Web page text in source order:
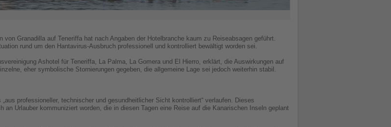
Granadilla auf Teneriffa hat nach Angaben der Hotelbranche kaum zu Reiseabsagen geführt.
rund um den Hantavirus-Ausbruch professionell und kontrolliert bewältigt worden sei.
Ashotel für Teneriffa, La Palma, La Gomera und El Hierro, erklärt, die Auswirkungen auf
eher symbolische Stornierungen gegeben, die allgemeine Lage sei jedoch weiterhin stabil.
professioneller, technischer und gesundheitlicher Sicht kontrolliert“ verlaufen. Dieses
Urlauber kommuniziert worden, die in diesen Tagen eine Reise auf die Kanarischen Inseln geplant